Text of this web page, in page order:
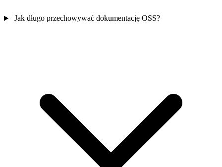
Jak długo przechowywać dokumentację OSS?